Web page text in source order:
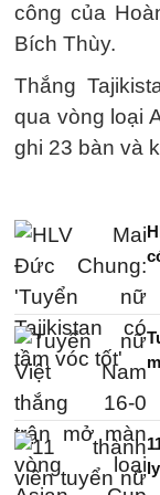
công của
Bích Thùy.
Thắng
qua vòng loại
ghi 23 bàn và
ly